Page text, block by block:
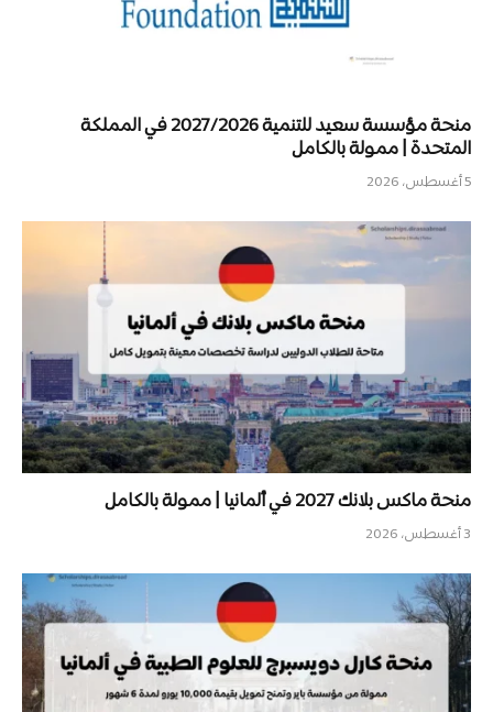
منحة مؤسسة سعيد للتنمية 2027/2026 في المملكة
المتحدة | ممولة بالكامل
5 أغسطس، 2026
منحة ماكس بلانك 2027 في ألمانيا | ممولة بالكامل
3 أغسطس، 2026